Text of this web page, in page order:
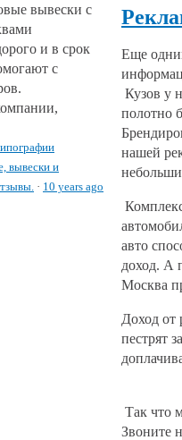
Еще
Кузов у
полотно
нашей
авто
доход. А
Москва
Доход от
пестрят
Так что
Звоните
вывески с
и в срок
с
вывески и
· 10 years ago